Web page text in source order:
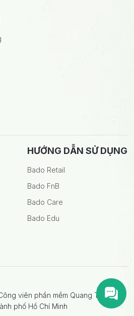
viên phần mềm Quang Trung,
phố Hồ Chí Minh
HƯỚNG DẪN SỬ DỤNG
Bado Retail
Bado FnB
Bado Care
Bado Edu